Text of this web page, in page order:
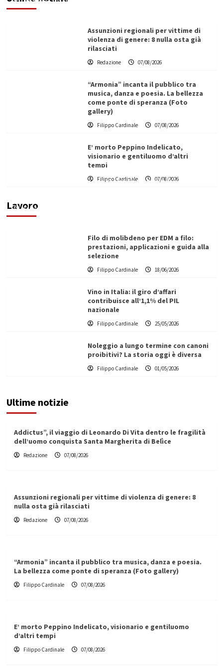
Assunzioni regionali per vittime di
violenza di genere: 8 nulla osta già
rilasciati
Redazione 07/08/2026
“Armonia” incanta il pubblico tra
musica, danza e poesia. La bellezza
come ponte di speranza (Foto
gallery)
Filippo Cardinale 07/08/2026
E’ morto Peppino Indelicato,
visionario e gentiluomo d’altri
tempi
Filippo Cardinale 07/08/2026
Lavoro
L’ingegnere saccense Buscarnera partner chiave
di un progetto transnazionale per la transizione
Filippo Cardinale
Filo di molibdeno per EDM a filo:
prestazioni, applicazioni e guida alla
selezione
Filippo Cardinale 18/06/2026
Vino in Italia: il giro d’affari
contribuisce all’1,1% del PIL
nazionale
Filippo Cardinale 25/05/2026
Noleggio a lungo termine con canoni
proibitivi? La storia oggi è diversa
Filippo Cardinale 01/05/2026
Ultime notizie
Addictus”, il viaggio di Leonardo Di Vita dentro le fragilità
dell’uomo conquista Santa Margherita di Belìce
Redazione 07/08/2026
Assunzioni regionali per vittime di violenza di genere: 8
nulla osta già rilasciati
Redazione 07/08/2026
“Armonia” incanta il pubblico tra musica, danza e poesia.
La bellezza come ponte di speranza (Foto gallery)
Filippo Cardinale 07/08/2026
E’ morto Peppino Indelicato, visionario e gentiluomo
d’altri tempi
Filippo Cardinale 07/08/2026